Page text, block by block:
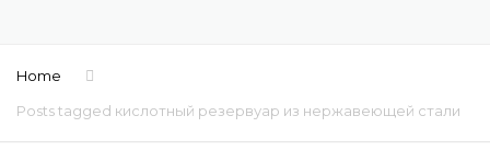
Home
Posts tagged кислотный резервуар из нержавеющей стали